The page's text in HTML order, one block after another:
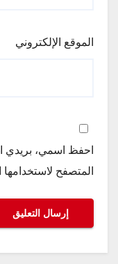
الموقع الإلكتروني
احفظ اسمي، بريدي
المتصفح